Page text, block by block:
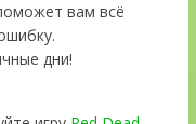
вам всё
дни!